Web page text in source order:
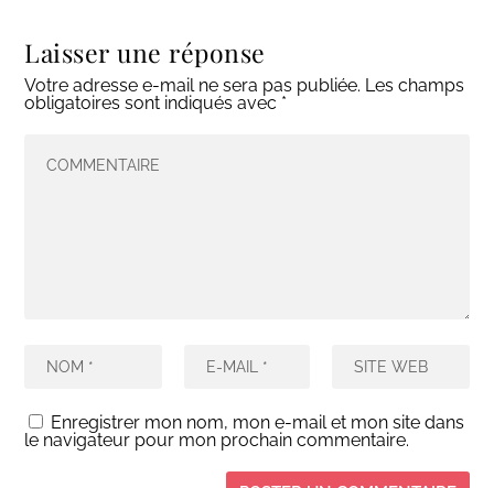
Laisser une réponse
Votre adresse e-mail ne sera pas publiée. Les champs
obligatoires sont indiqués avec *
Enregistrer mon nom, mon e-mail et mon site dans
le navigateur pour mon prochain commentaire.